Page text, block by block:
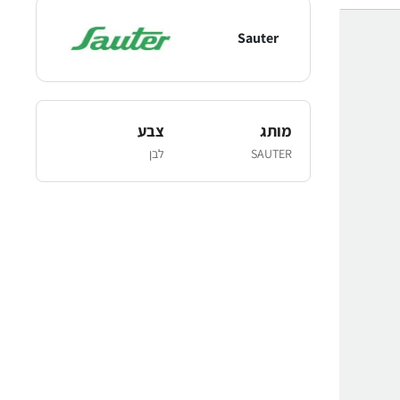
Sauter
מותג
SAUTER
צבע
לבן